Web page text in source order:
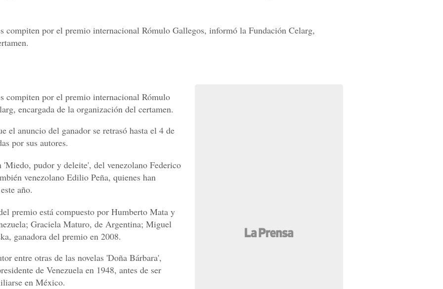
compiten por el premio internacional Rómulo Gallegos, informó la Fundación Celarg,
compiten por el premio internacional Rómulo
encargada de la organización del certamen.
el anuncio del ganador se retrasó hasta el 4 de
por sus autores.
'Miedo, pudor y deleite', del venezolano Federico
venezolano Edilio Peña, quienes han
año.
premio está compuesto por Humberto Mata y
Graciela Maturo, de Argentina; Miguel
ganadora del premio en 2008.
entre otras de las novelas 'Doña Bárbara',
de Venezuela en 1948, antes de ser
en México.